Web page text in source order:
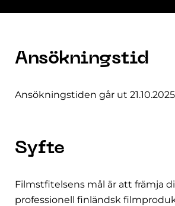
Ansökningstid
Ansökningstiden går ut 21.10.2025
Syfte
Filmstfitelsens mål är att främja
professionell finländsk